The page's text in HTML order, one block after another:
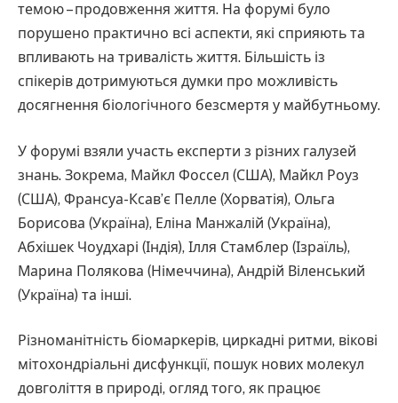
темою – продовження життя. На форумі було
порушено практично всі аспекти, які сприяють та
впливають на тривалість життя. Більшість із
спікерів дотримуються думки про можливість
досягнення біологічного безсмертя у майбутньому.
У форумі взяли участь експерти з різних галузей
знань. Зокрема, Майкл Фоссел (США), Майкл Роуз
(США), Франсуа-Ксав’є Пелле (Хорватія), Ольга
Борисова (Україна), Еліна Манжалій (Україна),
Абхішек Чоудхарі (Індія), Ілля Стамблер (Ізраїль),
Марина Полякова (Німеччина), Андрій Віленський
(Україна) та інші.
Різноманітність біомаркерів, циркадні ритми, вікові
мітохондріальні дисфункції, пошук нових молекул
довголіття в природі, огляд того, як працює